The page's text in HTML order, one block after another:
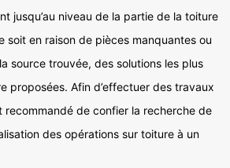
jusqu’au niveau de la partie de la toiture
soit en raison de pièces manquantes ou
source trouvée, des solutions les plus
proposées. Afin d’effectuer des travaux
recommandé de confier la recherche de
des opérations sur toiture à un